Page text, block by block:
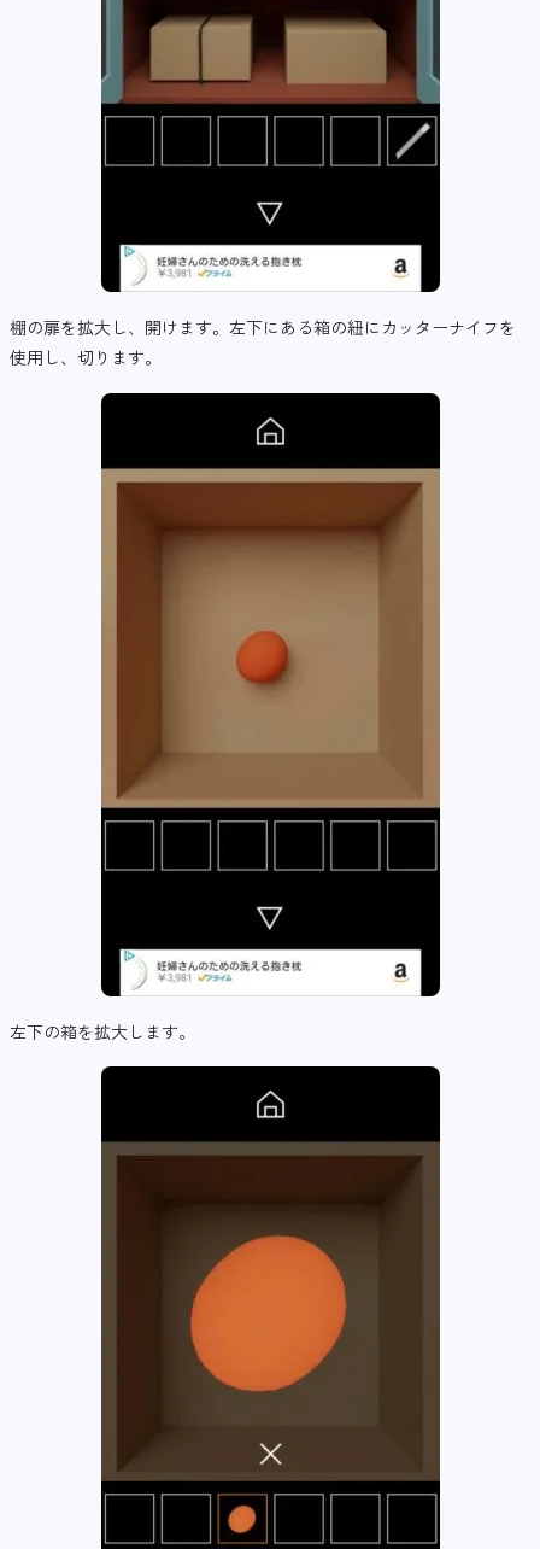
棚の扉を拡大し、開けます。左下にある箱の紐にカッターナイフを
使用し、切ります。
左下の箱を拡大します。